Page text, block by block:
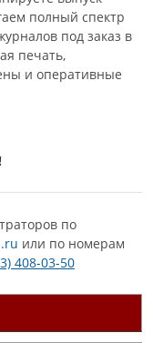
полный спектр
под заказ в
печать,
и оперативные
по
или по номерам
408-03-50